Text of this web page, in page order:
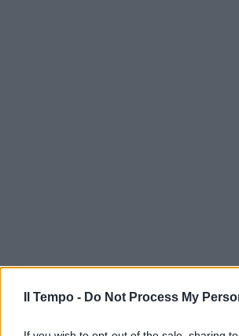
Il Tempo - Do Not Process My